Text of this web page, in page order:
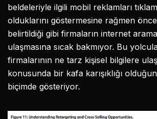
beldeleriyle ilgili mobil reklamları
olduklarını göstermesine rağmen
belirtildiği gibi firmaların internet
ulaşmasına sıcak bakmıyor. Bu
firmalarının ne tarz kişisel bilgilere
konusunda bir kafa karışıklığı
biçimde gösteriyor.